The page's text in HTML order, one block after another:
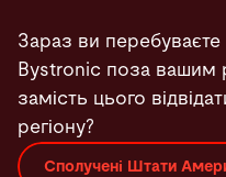
до
основного
вмісту
Зараз ви перебуваєте
Bystronic поза вашим
замість цього
регіону?
Сполучені Штати
Машини та